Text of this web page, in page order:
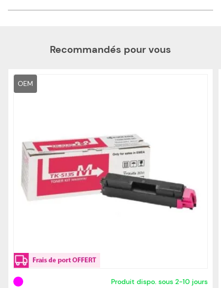
Recommandés pour vous
OEM
Produit dispo. sous 2-10 jours